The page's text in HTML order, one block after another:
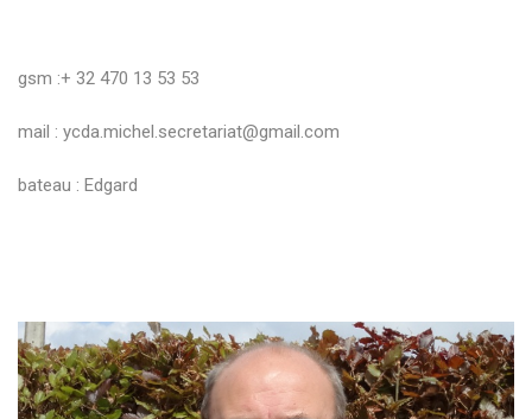
gsm :+ 32 470 13 53 53
mail : ycda.michel.secretariat@gmail.com
bateau : Edgard